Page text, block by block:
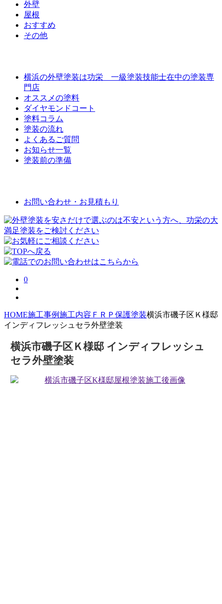
外壁
屋根
おすすめ
その他
横浜の外壁塗装は功栄 一級塗装技能士在中の塗装専
門店
オススメの塗料
ダイヤモンドコート
塗料コラム
塗装の流れ
よくあるご質問
お知らせ一覧
塗装前の準備
お問い合わせ・お見積もり
0
HOME施工事例施工内容 ＦＲＰ保護塗装横浜市磯子区Ｋ様邸
インディフレッシュセラ外壁塗装
横浜市磯子区Ｋ様邸 インディフレッシュ
セラ外壁塗装